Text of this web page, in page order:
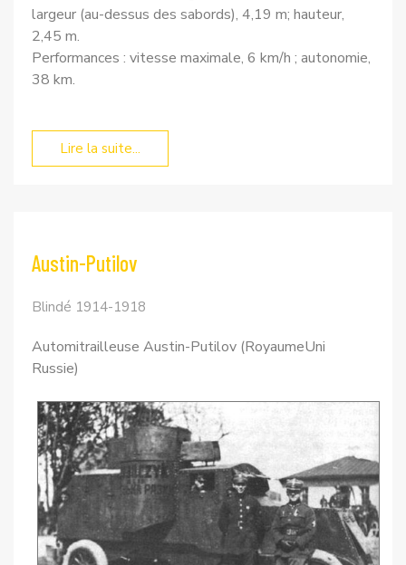
largeur (au-dessus des sabords), 4,19 m; hauteur,
2,45 m.
Performances : vitesse maximale, 6 km/h ; autonomie,
38 km.
Lire la suite...
Austin-Putilov
Blindé 1914-1918
Automitrailleuse Austin-Putilov (RoyaumeUni
Russie)